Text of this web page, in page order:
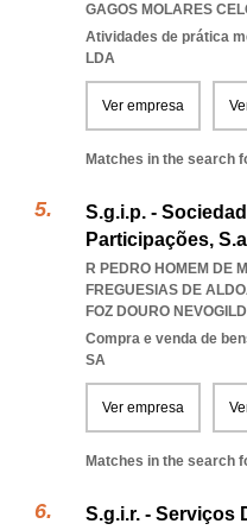
GAGOS MOLARES
Atividades de prática
LDA
Ver empresa
Matches in the search
S.g.i.p. -
Participações,
R PEDRO HOMEM DE
FREGUESIAS DE
FOZ DOURO
Compra e venda de
SA
Ver empresa
Matches in the search
S.g.i.r. - Serviços